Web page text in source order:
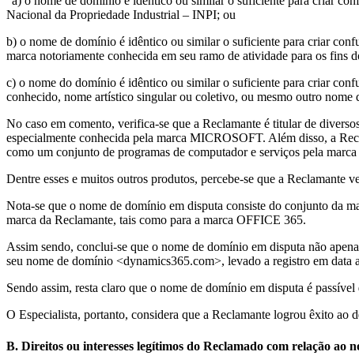
Nacional da Propriedade Industrial – INPI; ou
b) o nome de domínio é idêntico ou similar o suficiente para criar
marca notoriamente conhecida em seu ramo de atividade para os
c) o nome do domínio é idêntico ou similar o suficiente para criar
conhecido, nome artístico singular ou coletivo, ou mesmo outro
No caso em comento, verifica-se que a Reclamante é titular de
especialmente conhecida pela marca MICROSOFT. Além disso, a
como um conjunto de programas de computador e serviços pela
Dentre esses e muitos outros produtos, percebe-se que a
Nota-se que o nome de domínio em disputa consiste do conjunto da
marca da Reclamante, tais como para a marca OFFICE 365.
Assim sendo, conclui-se que o nome de domínio em disputa não
seu nome de domínio <dynamics365.com>, levado a registro em data
Sendo assim, resta claro que o nome de domínio em disputa é
O Especialista, portanto, considera que a Reclamante logrou êxito ao
B. Direitos ou interesses legítimos do Reclamado com relação ao